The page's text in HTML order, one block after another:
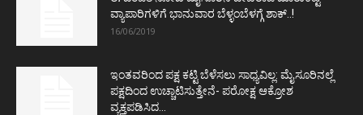
ವ್ಯಾಪಾರಿಗಳಿಗೆ ಭಾನುವಾರ ಬೆಳ್ಳಂಬೆಳಗ್ಗೆ ಶಾಕ್..!
16/06/2019
ಇಂತವರಿಂದ ಪಕ್ಷ ಕಟ್ಟಿ ಬೆಳೆಸಲು ಸಾಧ್ಯವಿಲ್ಲ: ಮೈಸೂರಿನಲ್ಲೆ
ಪಕ್ಷದಿಂದ ಉಚ್ಚಾಟಿಸುತ್ತೇನೆ- ಪರೋಕ್ಷ ಆಕ್ರೋಶ
ವ್ಯಕ್ತಪಡಿಸಿದ...